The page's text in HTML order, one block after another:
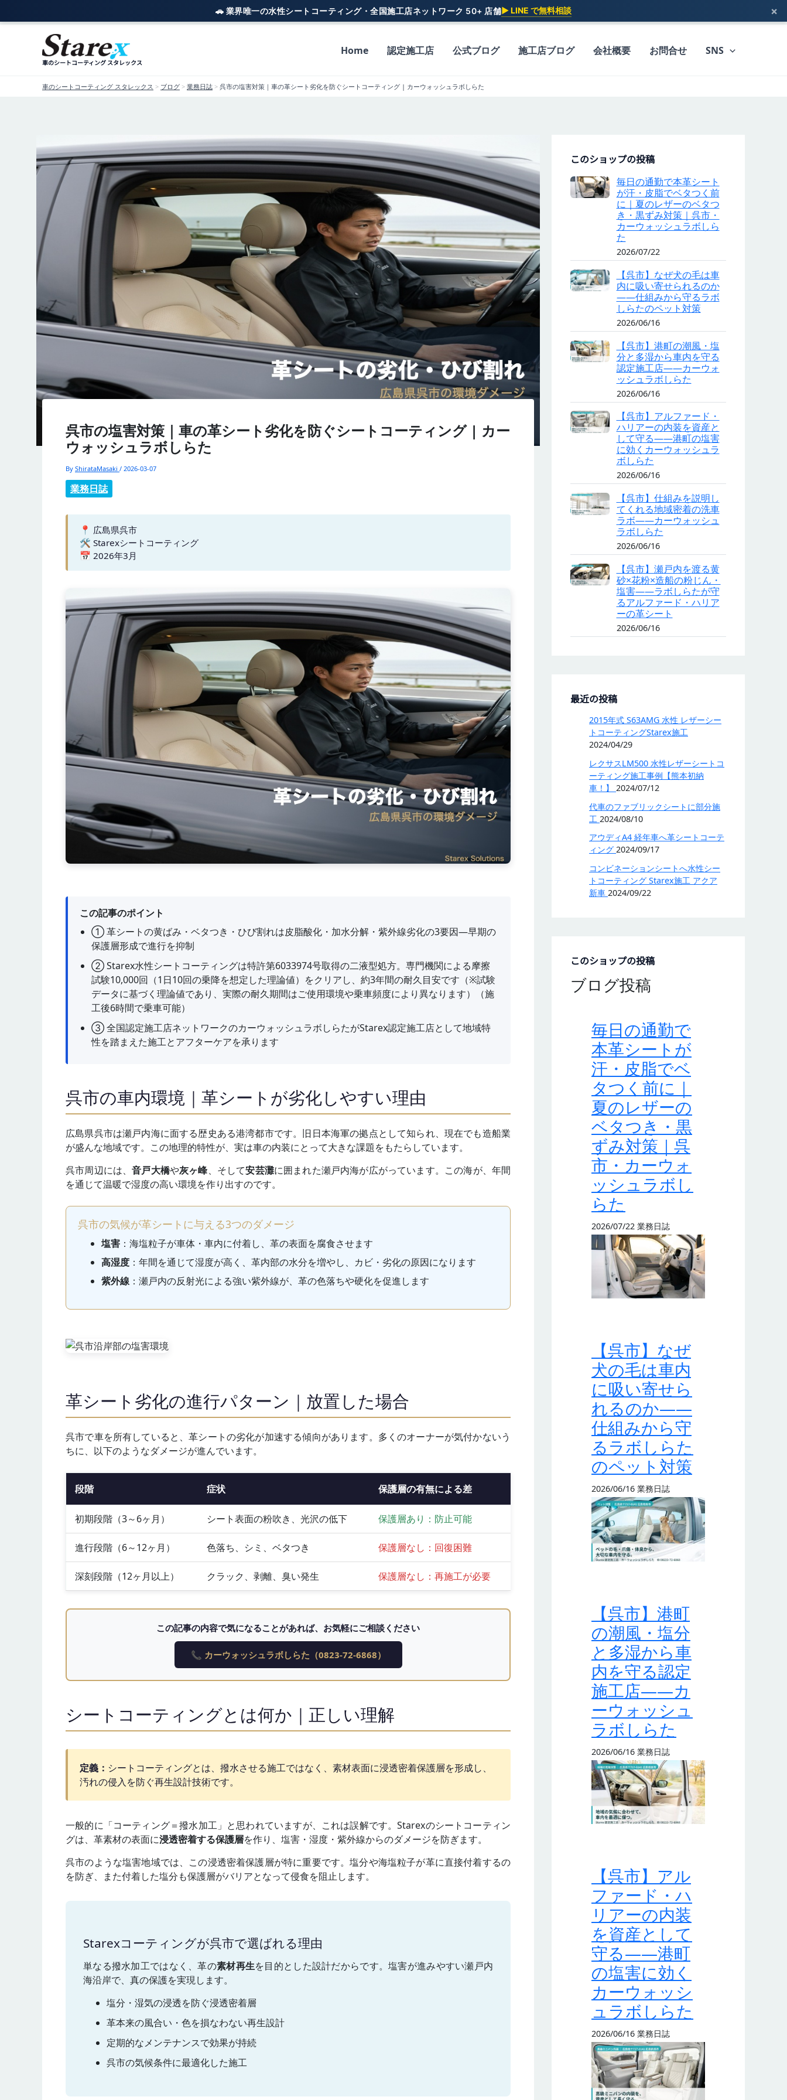
🚗 業界唯一の水性シートコーティング・全国施工店ネットワーク 50+ 店舗▶ LINE で無料相談 ×
車のシートコーティング スタレックス
Home 認定施工店 公式ブログ 施工店ブログ 会社概要 お問合せ SNS
車のシートコーティング スタレックス > ブログ > 業務日誌 > 呉市の塩害対策｜車の革シート劣化を防ぐシートコーティング | カーウォッシュラボしらた
呉市の塩害対策｜車の革シート劣化を防ぐシートコーティング | カー
ウォッシュラボしらた
By ShirataMasaki / 2026-03-07
業務日誌
📍 広島県呉市
🛠️ Starexシートコーティング
📅 2026年3月
この記事のポイント
① 革シートの黄ばみ・ベタつき・ひび割れは皮脂酸化・加水分解・紫外線劣化の3要因—早期の
保護層形成で進行を抑制
② Starex水性シートコーティングは特許第6033974号取得の二液型処方。専門機関による摩擦
試験10,000回（1日10回の乗降を想定した理論値）をクリアし、約3年間の耐久目安です（※試験
データに基づく理論値であり、実際の耐久期間はご使用環境や乗車頻度により異なります）（施
工後6時間で乗車可能）
③ 全国認定施工店ネットワークのカーウォッシュラボしらたがStarex認定施工店として地域特
性を踏まえた施工とアフターケアを承ります
呉市の車内環境｜革シートが劣化しやすい理由
広島県呉市は瀬戸内海に面する歴史ある港湾都市です。旧日本海軍の拠点として知られ、現在でも造船業
が盛んな地域です。この地理的特性が、実は車の内装にとって大きな課題をもたらしています。
呉市周辺には、音戸大橋や灰ヶ峰、そして安芸灘に囲まれた瀬戸内海が広がっています。この海が、年間
を通じて温暖で湿度の高い環境を作り出すのです。
呉市の気候が革シートに与える3つのダメージ
塩害 ：海塩粒子が車体・車内に付着し、革の表面を腐食させます
高湿度 ：年間を通じて湿度が高く、革内部の水分を増やし、カビ・劣化の原因になります
紫外線 ：瀬戸内の反射光による強い紫外線が、革の色落ちや硬化を促進します
革シート劣化の進行パターン｜放置した場合
呉市で車を所有していると、革シートの劣化が加速する傾向があります。多くのオーナーが気付かないう
ちに、以下のようなダメージが進んでいます。
段階 症状 保護層の有無による差
初期段階（3～6ヶ月） シート表面の粉吹き、光沢の低下 保護層あり：防止可能
進行段階（6～12ヶ月） 色落ち、シミ、ベタつき 保護層なし：回復困難
深刻段階（12ヶ月以上） クラック、剥離、臭い発生 保護層なし：再施工が必要
この記事の内容で気になることがあれば、お気軽にご相談ください
📞 カーウォッシュラボしらた（0823-72-6868）
シートコーティングとは何か｜正しい理解
定義： シートコーティングとは、撥水させる施工ではなく、素材表面に浸透密着保護層を形成し、
汚れの侵入を防ぐ再生設計技術です。
一般的に「コーティング＝撥水加工」と思われていますが、これは誤解です。Starexのシートコーティン
グは、革素材の表面に浸透密着する保護層を作り、塩害・湿度・紫外線からのダメージを防ぎます。
呉市のような塩害地域では、この浸透密着保護層が特に重要です。塩分や海塩粒子が革に直接付着するの
を防ぎ、また付着した塩分も保護層がバリアとなって侵食を阻止します。
Starexコーティングが呉市で選ばれる理由
単なる撥水加工ではなく、革の素材再生を目的とした設計だからです。塩害が進みやすい瀬戸内
海沿岸で、真の保護を実現します。
塩分・湿気の浸透を防ぐ浸透密着層
革本来の風合い・色を損なわない再生設計
定期的なメンテナンスで効果が持続
呉市の気候条件に最適化した施工
このショップの投稿
毎日の通勤で本革シート
が汗・皮脂でベタつく前
に｜夏のレザーのベタつ
き・黒ずみ対策｜呉市・
カーウォッシュラボしら
た
2026/07/22
【呉市】なぜ犬の毛は車
内に吸い寄せられるのか
——仕組みから守るラボ
しらたのペット対策
2026/06/16
【呉市】港町の潮風・塩
分と多湿から車内を守る
認定施工店——カーウォ
ッシュラボしらた
2026/06/16
【呉市】アルファード・
ハリアーの内装を資産と
して守る——港町の塩害
に効くカーウォッシュラ
ボしらた
2026/06/16
【呉市】仕組みを説明し
てくれる地域密着の洗車
ラボ——カーウォッシュ
ラボしらた
2026/06/16
【呉市】瀬戸内を渡る黄
砂×花粉×造船の粉じん・
塩害——ラボしらたが守
るアルファード・ハリア
ーの革シート
2026/06/16
最近の投稿
2015年式 S63AMG 水性 レザーシー
トコーティングStarex施工
2024/04/29
レクサスLM500 水性レザーシートコ
ーティング施工事例【熊本初納
車！】 2024/07/12
代車のファブリックシートに部分施
工 2024/08/10
アウディA4 経年車へ革シートコーテ
ィング 2024/09/17
コンビネーションシートへ水性シー
トコーティング Starex施工 アクア
新車 2024/09/22
このショップの投稿
ブログ投稿
毎日の通勤で
本革シートが
汗・皮脂でベ
タつく前に｜
夏のレザーの
ベタつき・黒
ずみ対策｜呉
市・カーウォ
ッシュラボし
らた
2026/07/22 業務日誌
【呉市】なぜ
犬の毛は車内
に吸い寄せら
れるのか——
仕組みから守
るラボしらた
のペット対策
2026/06/16 業務日誌
【呉市】港町
の潮風・塩分
と多湿から車
内を守る認定
施工店——カ
ーウォッシュ
ラボしらた
2026/06/16 業務日誌
【呉市】アル
ファード・ハ
リアーの内装
を資産として
守る——港町
の塩害に効く
カーウォッシ
ュラボしらた
2026/06/16 業務日誌